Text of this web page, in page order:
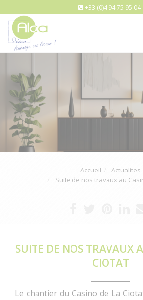
+33 (0)4 94 75 95 04
Accueil
Actualites
Suite de nos travaux au
SUITE DE NOS TRAVAUX
CIOTAT
Le chantier du Casino de La